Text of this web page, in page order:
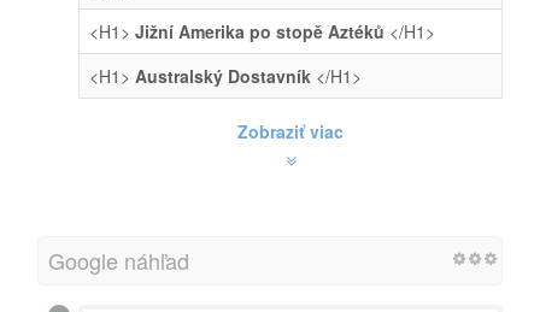
<H1> Jižní Amerika po stopě Aztéků </H1>
<H1> Australský Dostavník </H1>
Zobraziť viac
Google náhľad